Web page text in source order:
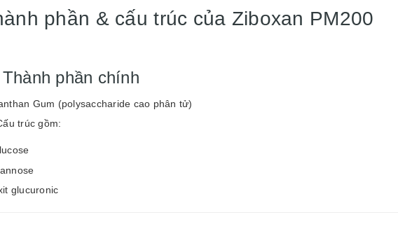
phần & cấu trúc của Ziboxan PM200
Thành phần chính
Gum (polysaccharide cao phân tử)
trúc gồm:
glucuronic